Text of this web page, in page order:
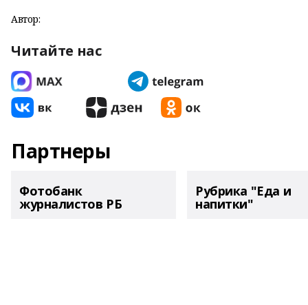
Автор:
Читайте нас
Партнеры
Фотобанк
журналистов РБ
Рубрика "Еда и
напитки"